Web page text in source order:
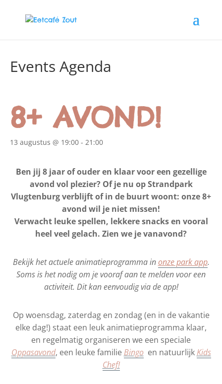
Events Agenda
8+ AVOND!
13 augustus @ 19:00 - 21:00
Ben jij 8 jaar of ouder en klaar voor een gezellige
avond vol plezier? Of je nu op Strandpark
Vlugtenburg verblijft of in de buurt woont: onze 8+
avond wil je niet missen!
Verwacht leuke spellen, lekkere snacks en vooral
heel veel gelach. Zien we je vanavond?
Bekijk het actuele animatieprogramma inonze park app.
Soms is het nodig om je vooraf aan te melden voor een
activiteit. Dit kan eenvoudig via de app!
Op woensdag, zaterdag en zondag (en in de vakantie
elke dag!) staat een leuk animatieprogramma klaar,
en regelmatig organiseren we een speciale
Oppasavond, een leuke familieBingoen natuurlijkKids
Chef!